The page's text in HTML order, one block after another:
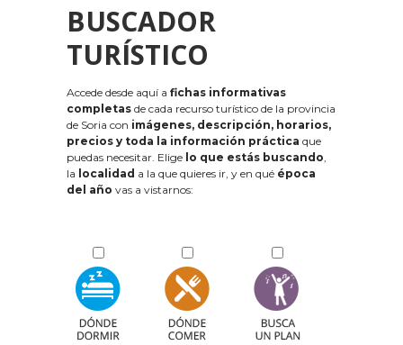
BUSCADOR
TURÍSTICO
Accede desde aquí a fichas informativas
completas de cada recurso turístico de la provincia
de Soria con imágenes, descripción, horarios,
precios y toda la información práctica que
puedas necesitar. Elige lo que estás buscando,
la localidad a la que quieres ir, y en qué época
del año vas a vistarnos: